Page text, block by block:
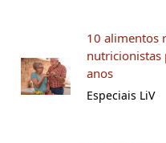
10 alimentos
nutricionistas
anos
Especiais LiV